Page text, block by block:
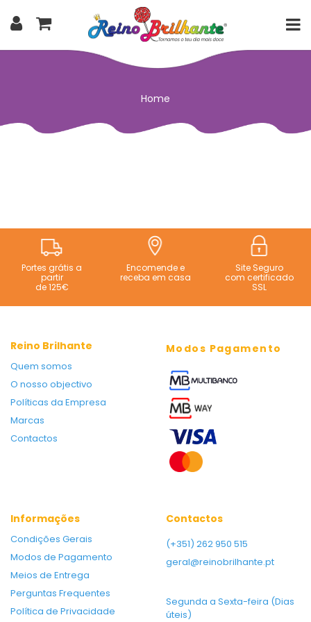
Home
Portes grátis a
partir
de 125€
Encomende e
receba em casa
Site Seguro
com certificado
SSL
Reino Brilhante
Quem somos
O nosso objectivo
Políticas da Empresa
Marcas
Contactos
Modos Pagamento
Informações
Condições Gerais
Modos de Pagamento
Meios de Entrega
Perguntas Frequentes
Política de Privacidade
Contactos
(+351) 262 950 515
geral@reinobrilhante.pt
Segunda a Sexta-feira (Dias
úteis)